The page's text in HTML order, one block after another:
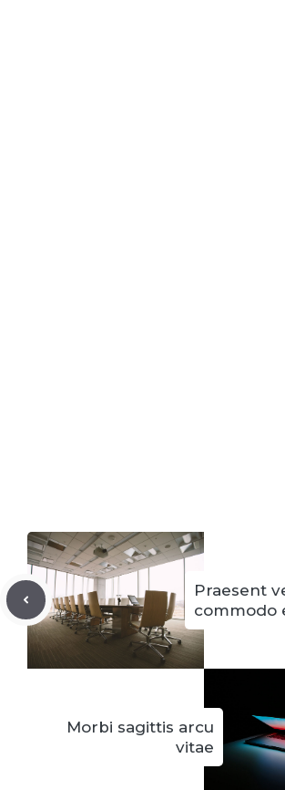
Praesent
commodo
Morbi sagittis arcu
vitae